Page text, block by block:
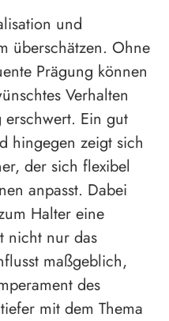
und
überschätzen. Ohne
Prägung können
Verhalten
Ein gut
hingegen zeigt sich
der sich flexibel
anpasst. Dabei
Halter eine
nicht nur das
maßgeblich,
des
mit dem Thema